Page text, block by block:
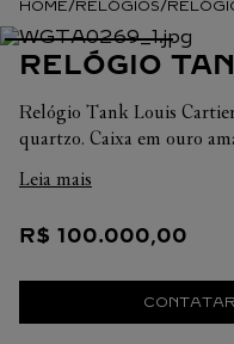
RELÓGIOS
RELÓGIO
Relógio Tank Louis
quartzo. Caixa em ouro
de corte brilhante
pulseira em pele de
espessura: 6,35 mm.
metros).
Leia mais
R$ 100.000,00